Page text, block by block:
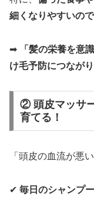
細くなりやすいので
➡
「髪の栄養を意
け毛予防につなが
② 頭皮マッサ
育てる！
「頭皮の血流が悪
✔ 毎日のシャンプ